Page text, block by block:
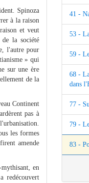
Spinoza
à la raison
et veut
la société
l'autre pour
» qui
sur une ère
de la
Continent
pas à
les formes
amende
mythisant, en
redécouvert
41 -
53 -
59 -
68 -
dans
77 -
79 -
83 -